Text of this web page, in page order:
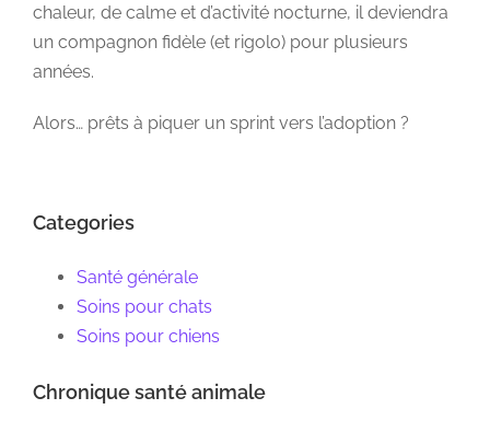
chaleur, de calme et d’activité nocturne, il deviendra
un compagnon fidèle (et rigolo) pour plusieurs
années.
Alors… prêts à piquer un sprint vers l’adoption ?
Categories
Santé générale
Soins pour chats
Soins pour chiens
Chronique santé animale